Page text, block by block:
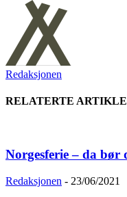
Redaksjonen
RELATERTE
Norgesferie – da bør
Redaksjonen - 23/06/2021